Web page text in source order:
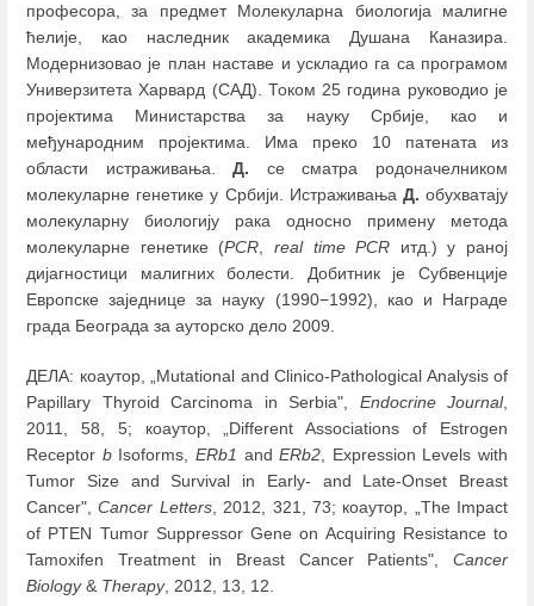
професора, за предмет Молекуларна биологија малигне
ћелије, као наследник академика Душана Каназира.
Модернизовао је план наставе и ускладио га са програмом
Универзитета Харвард (САД). Током 25 година руководио је
пројектима Министарства за науку Србије, као и
међународним пројектима. Има преко 10 патената из
области истраживања.Д. се сматра родоначелником
молекуларне генетике у Србији. Истраживања Д. обухватају
молекуларну биологију рака односно примену метода
молекуларне генетике (PCR, real time PCR итд.) у раној
дијагностици малигних болести. Добитник је Субвенције
Европске заједнице за науку (1990−1992), као и Награде
града Београда за ауторско дело 2009.
ДЕЛА: коаутор, „Mutational and Clinico-Pathological Analysis of
Papillary Thyroid Carcinoma in Serbia", Endocrine Journal,
2011, 58, 5; коаутор, „Different Associations of Estrogen
Receptor bIsoforms, ERb1 andERb2 , Expression Levels with
Tumor Size and Survival in Early- and Late-Onset Breast
Cancer",Cancer Letters, 2012, 321, 73; коаутор, „The Impact
of PTEN Tumor Suppressor Gene on Acquiring Resistance to
Tamoxifen Treatment in Breast Cancer Patients", Cancer
Biology& Therapy, 2012, 13, 12.